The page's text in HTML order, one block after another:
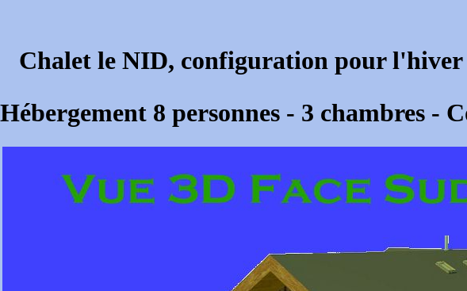
Chalet le NID, configuration pour l'hiver
Hébergement 8 personnes - 3 chambres -